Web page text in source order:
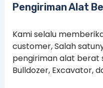
Pengiriman Alat
Kami selalu
customer, Salah
pengiriman alat berat
Bulldozer, Excavator,